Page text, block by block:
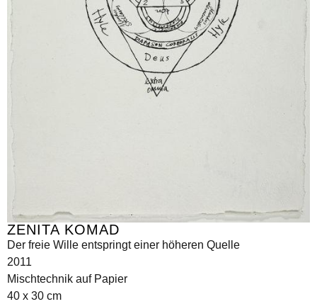
ZENITA KOMAD
Der freie Wille entspringt einer höheren Quelle
2011
Mischtechnik auf Papier
40 x 30 cm